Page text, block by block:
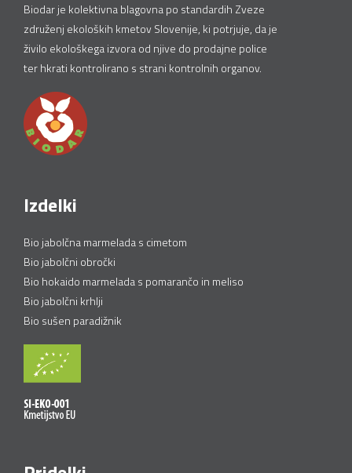
Biodar je kolektivna blagovna po standardih Zveze
združenj ekoloških kmetov Slovenije, ki potrjuje, da je
živilo ekološkega izvora od njive do prodajne police
ter hkrati kontrolirano s strani kontrolnih organov.
Izdelki
Bio jabolčna marmelada s cimetom
Bio jabolčni obročki
Bio hokaido marmelada s pomarančo in meliso
Bio jabolčni krhlji
Bio sušen paradižnik